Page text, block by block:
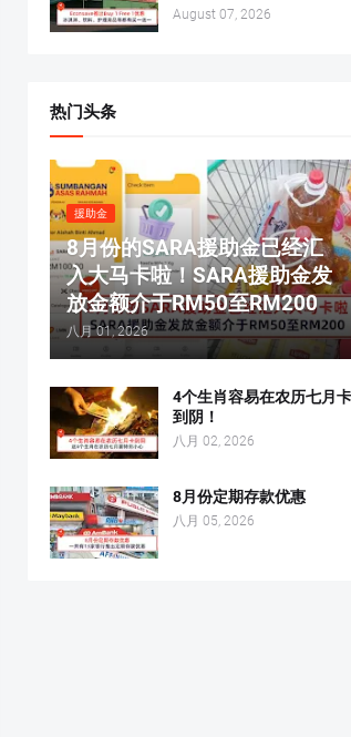
August 07, 2026
热门头条
援助金
8月份的SARA援助金已经汇
入大马卡啦！SARA援助金发
放金额介于RM50至RM200
八月 01, 2026
4个生肖容易在农历七月卡
到阴！
八月 02, 2026
8月份定期存款优惠
八月 05, 2026